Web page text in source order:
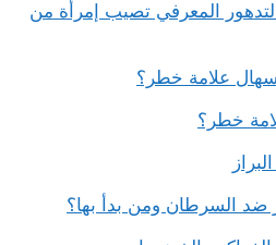
المعرفي تصيب إمرأة من
خطر؟
ضد السرطان ومن بدأ بها؟